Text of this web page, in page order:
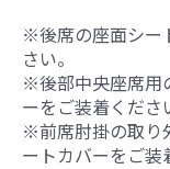
※後席の座面シー
さい。
※後部中央座席用
ーをご装着くださ
※前席肘掛の取り
ートカバーをご装